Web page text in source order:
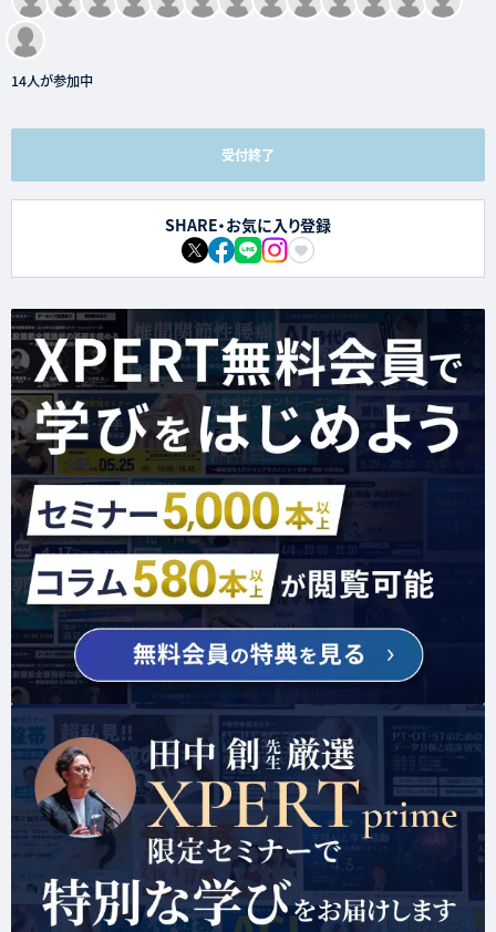
14人が参加中
受付終了
SHARE・お気に入り登録